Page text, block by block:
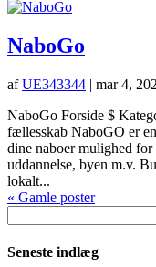
NaboGo
afUE343344 | mar 4,
NaboGo Forside $
fællesskab NaboGO er
dine naboer mulighed
uddannelse, byen m.v.
lokalt...
« Gamle poster
efter:
Seneste indlæg